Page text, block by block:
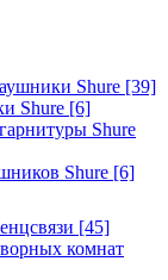
Shure [39]
Shure [6]
Shure
Shure [6]
[45]
комнат